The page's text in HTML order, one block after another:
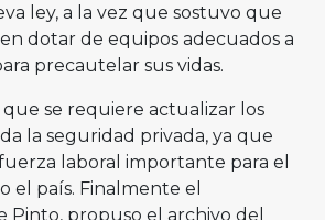
ley, a la vez que sostuvo que
dotar de equipos adecuados a
precautelar sus vidas.
se requiere actualizar los
la seguridad privada, ya que
laboral importante para el
el país. Finalmente el
Pinto, propuso el archivo del